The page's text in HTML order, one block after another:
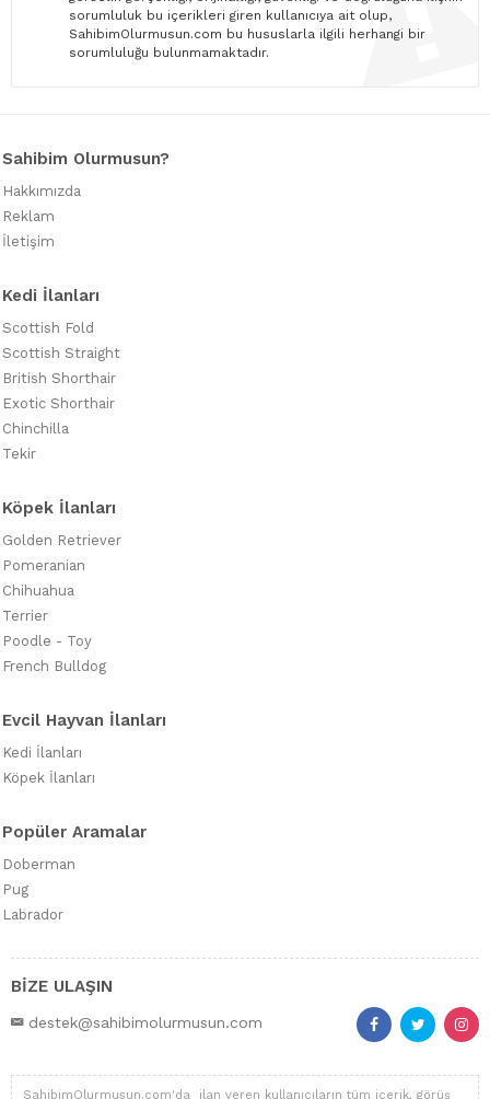
sorumluluk bu içerikleri giren kullanıcıya ait olup,
SahibimOlurmusun.com bu hususlarla ilgili herhangi bir
sorumluluğu bulunmamaktadır.
Sahibim Olurmusun?
Hakkımızda
Reklam
İletişim
Kedi İlanları
Scottish Fold
Scottish Straight
British Shorthair
Exotic Shorthair
Chinchilla
Tekir
Köpek İlanları
Golden Retriever
Pomeranian
Chihuahua
Terrier
Poodle - Toy
French Bulldog
Evcil Hayvan İlanları
Kedi İlanları
Köpek İlanları
Popüler Aramalar
Doberman
Pug
Labrador
BİZE ULAŞIN
destek@sahibimolurmusun.com
SahibimOlurmusun.com'da ilan veren kullanıcıların tüm içerik, görüş